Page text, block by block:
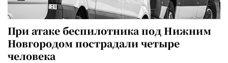
При атаке беспилотника под Нижним
Новгородом пострадали четыре
человека